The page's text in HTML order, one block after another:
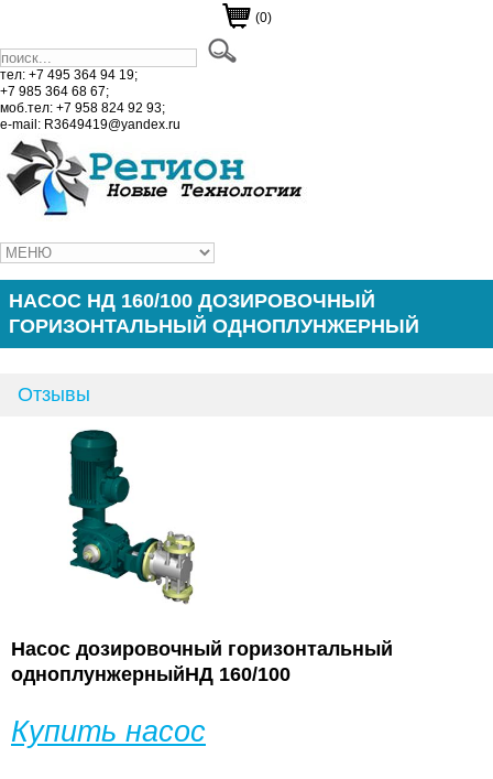
(0)
тел: +7 495 364 94 19;
+7 985 364 68 67;
моб.тел: +7 958 824 92 93;
e-mail: R3649419@yandex.ru
НАСОС НД 160/100 ДОЗИРОВОЧНЫЙ
ГОРИЗОНТАЛЬНЫЙ ОДНОПЛУНЖЕРНЫЙ
Отзывы
Насос дозировочный горизонтальный
одноплунжерныйНД 160/100
Купить насос